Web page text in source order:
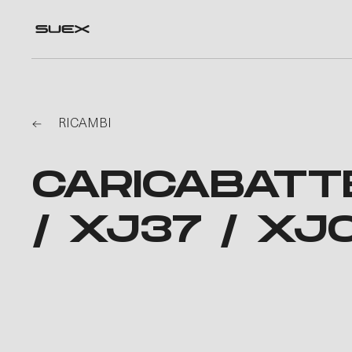
RICAMBI
/ XJ37 /